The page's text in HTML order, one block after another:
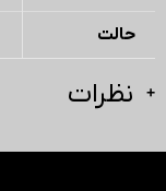
حالت
نظرات